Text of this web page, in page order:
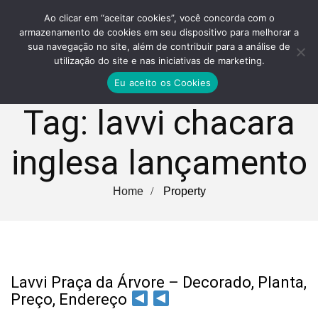
Tag: lavvi chacara
inglesa lançamento
Home Property
Lavvi Praça da Árvore – Decorado, Planta,
Preço, Endereço
Ao clicar em “aceitar cookies”, você concorda com o
armazenamento de cookies em seu dispositivo para melhorar a
sua navegação no site, além de contribuir para a análise de
utilização do site e nas iniciativas de marketing.
Eu aceito os Cookies